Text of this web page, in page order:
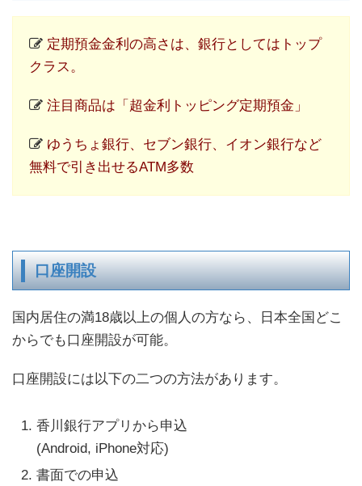
定期預金金利の高さは、銀行としてはトップ
クラス。
注目商品は「超金利トッピング定期預金」
ゆうちょ銀行、セブン銀行、イオン銀行など
無料で引き出せるATM多数
口座開設
国内居住の満18歳以上の個人の方なら、日本全国どこ
からでも口座開設が可能。
口座開設には以下の二つの方法があります。
香川銀行アプリから申込
(Android, iPhone対応)
書面での申込